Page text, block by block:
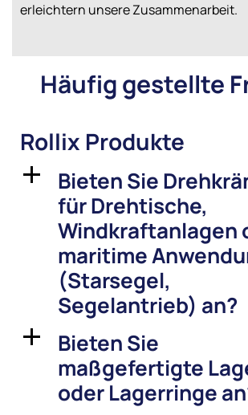
erleichtern unsere Zusammenarbeit.
Häufig gestellte
Rollix Produkte
a
Bieten Sie
für Drehtische,
Windkraftanlagen
maritime
(Starsegel,
Segelantrieb) an?
a
Bieten Sie
maßgefertigte
oder Lagerringe